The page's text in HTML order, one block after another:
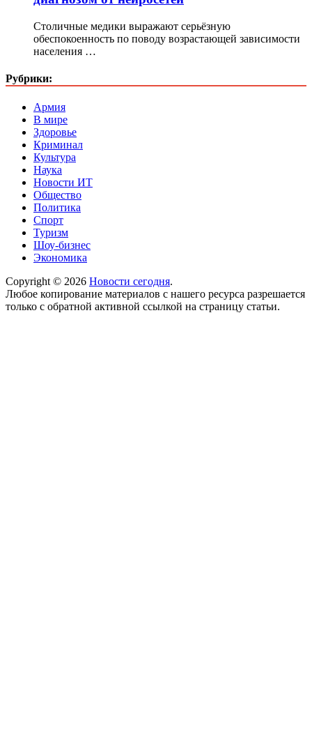
Столичные медики выражают серьёзную
обеспокоенность по поводу возрастающей зависимости
населения …
Рубрики:
Армия
В мире
Здоровье
Криминал
Культура
Наука
Новости ИТ
Общество
Политика
Спорт
Туризм
Шоу-бизнес
Экономика
Copyright © 2026 Новости сегодня.
Любое копирование материалов с нашего ресурса разрешается
только с обратной активной ссылкой на страницу статьи.